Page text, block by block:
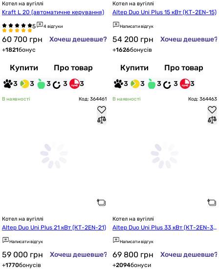
Котел на вугіллі
Kraft L 20 (автоматичне керування)
4 відгуки
60 700 грн Хочеш дешевше?
+1821бонус
Купити Про товар
3 3 3 3 3
Котел на вугіллі
Altep Duo Uni Plus 15 кВт (КТ-2EN-15)
Написати відгук
54 200 грн Хочеш дешевше?
+1626бонусів
Купити Про товар
3 3 3 3 3
В наявності Код: 364461
Котел на вугіллі
Altep Duo Uni Plus 21 кВт (КТ-2EN-21)
Написати відгук
59 000 грн Хочеш дешевше?
+1770бонусів
В наявності Код: 364463
Котел на вугіллі
Altep Duo Uni Plus 33 кВт (КТ-2EN-3
3)
Написати відгук
69 800 грн Хочеш дешевше?
+2094бонуси